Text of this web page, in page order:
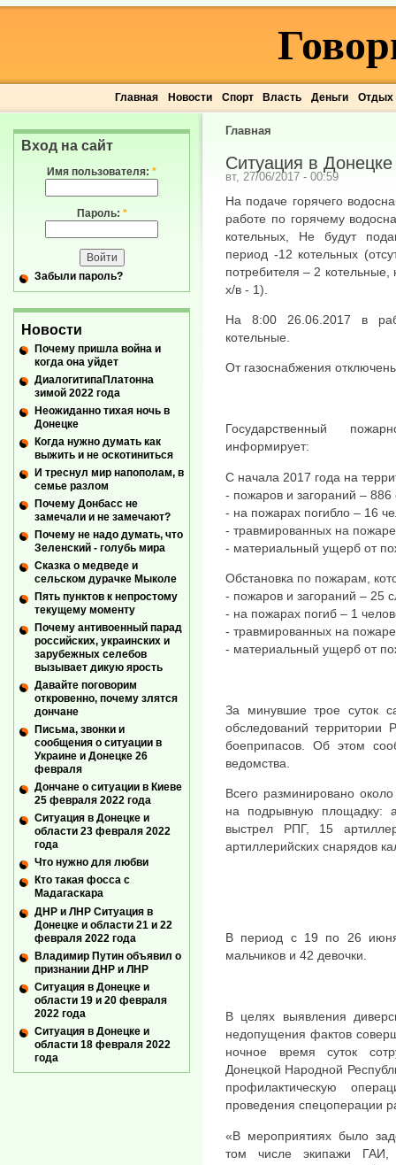
Главная Новости Спорт Власть Деньги Отдых
Главная
Ситуация в
вт, 27/06/2017 - 00:59
На подаче горячего
работе по горячему
котельных, Не будут
период -12 котельных
потребителя – 2 котельные,
х/в - 1).
На 8:00 26.06.2017 в
котельные.
От газоснабжения
Государственный
информирует:
С начала 2017 года на
- пожаров и загораний – 886
- на пожарах погибло – 16
- травмированных на
- материальный ущерб от
Обстановка по пожарам,
- пожаров и загораний – 25
- на пожарах погиб – 1
- травмированных на
- материальный ущерб от
За минувшие трое суток
обследований территории
боеприпасов. Об этом
ведомства.
Всего разминировано
на подрывную площадку:
выстрел РПГ, 15
артиллерийских снарядов
В период с 19 по 26
мальчиков и 42 девочки.
В целях выявления
недопущения фактов
ночное время суток
Донецкой Народной
профилактическую
проведения спецоперации
«В мероприятиях было
том числе экипажи ГАИ,
Вход на сайт
Имя пользователя: *
Пароль: *
Забыли пароль?
Новости
Почему пришла война и
когда она уйдет
ДиалогитипаПлатонна
зимой 2022 года
Неожиданно тихая ночь в
Донецке
Когда нужно думать как
выжить и не оскотиниться
И треснул мир напополам, в
семье разлом
Почему Донбасс не
замечали и не замечают?
Почему не надо думать, что
Зеленский - голубь мира
Сказка о медведе и
сельском дурачке Мыколе
Пять пунктов к непростому
текущему моменту
Почему антивоенный парад
российских, украинских и
зарубежных селебов
вызывает дикую ярость
Давайте поговорим
откровенно, почему злятся
дончане
Письма, звонки и
сообщения о ситуации в
Украине и Донецке 26
февраля
Дончане о ситуации в Киеве
25 февраля 2022 года
Ситуация в Донецке и
области 23 февраля 2022
года
Что нужно для любви
Кто такая фосса с
Мадагаскара
ДНР и ЛНР Ситуация в
Донецке и области 21 и 22
февраля 2022 года
Владимир Путин объявил о
признании ДНР и ЛНР
Ситуация в Донецке и
области 19 и 20 февраля
2022 года
Ситуация в Донецке и
области 18 февраля 2022
года